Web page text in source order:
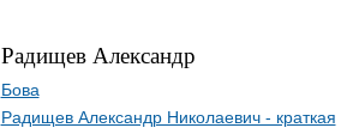
Радищев Александр
Бова
Радищев Александр Николаевич - краткая